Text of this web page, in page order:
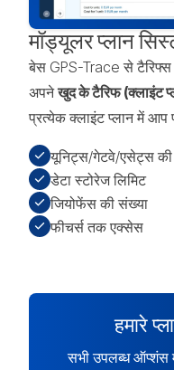
मॉड्यूलर प्लान
बेस GPS-Trace से टैरिफ्स
अपनेखुद के टैरिफ (क्लाइंट
प्रत्येक क्लाइंट प्लान में आप
यूनिट्स/गेटवे/एसेट्स की
डेटा स्टोरेज लिमिट
जियोफेंस की संख्या
फीचर्स तक एक्सेस
हमारे
सभी उपलब्ध ऑप्शंस